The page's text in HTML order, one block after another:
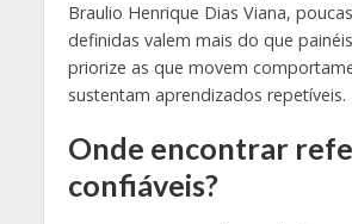
Braulio Henrique Dias Viana,
definidas valem mais do que
priorize as que movem
sustentam aprendizados repetíveis.
Onde encontrar
confiáveis?